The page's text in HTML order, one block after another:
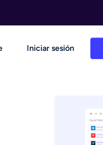
Iniciar sesión